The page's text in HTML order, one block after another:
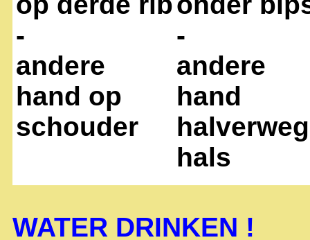
-
andere
hand op
schouder
-
andere
hand
hals
WATER DRINKEN !